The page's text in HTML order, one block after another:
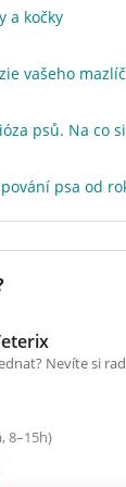
zabraňuje
zubů.
kočka
14 na
přírodními
kuřecí
bez
granule
ano
a kočky
vašeho
psů. Na co
psa od
Nevíte si
8–15h)